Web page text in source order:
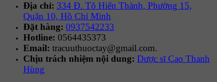
Địa chỉ: 334 Đ. Tô Hiến Thành, Phường 15,
Quận 10, Hồ Chí Minh
Đặt hàng: 0937542233
Hotline: 0564435373
Email: tracuuthuoctay@gmail.com.
Chịu trách nhiệm nội dung: Dược sĩ Cao Thanh
Hùng